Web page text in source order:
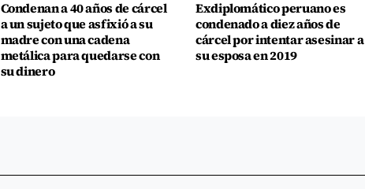
Condenan a 40 años de cárcel
a un sujeto que asfixió a su
madre con una cadena
metálica para quedarse con
su dinero
Exdiplomático peruano es
condenado a diez años de
cárcel por intentar asesinar a
su esposa en 2019